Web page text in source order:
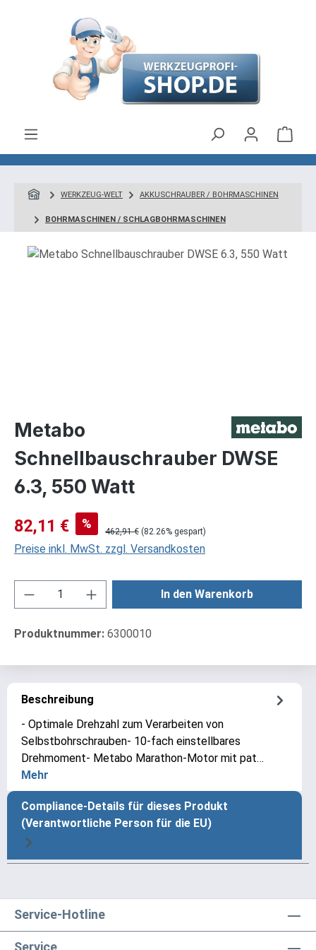
Zum Hauptinhalt springen
WERKZEUG-WELT AKKUSCHRAUBER / BOHRMASCHINEN
BOHRMASCHINEN / SCHLAGBOHRMASCHINEN
Bildergalerie überspringen
Metabo
Schnellbauschrauber DWSE
6.3, 550 Watt
Verkaufspreis:
82,11 € % Regulärer Preis:
462,91 € (82.26% gespart)
Preise inkl. MwSt. zzgl. Versandkosten
Produkt Anzahl: Gib den gewünschten
In den Warenkorb
Produktnummer: 6300010
Beschreibung
- Optimale Drehzahl zum Verarbeiten von
Selbstbohrschrauben- 10-fach einstellbares
Drehmoment- Metabo Marathon-Motor mit pat…
Mehr
Compliance-Details für dieses Produkt
(Verantwortliche Person für die EU)
Service-Hotline
Service